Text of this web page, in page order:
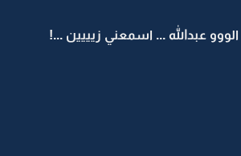
عبدالله ... اسمعني زيييين ...!